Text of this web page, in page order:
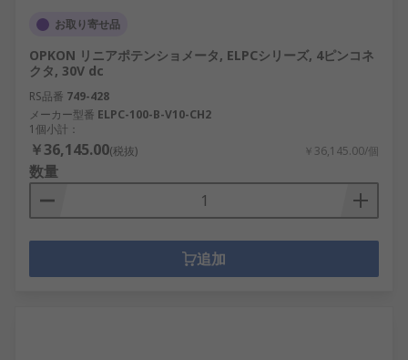
お取り寄せ品
OPKON リニアポテンショメータ, ELPCシリーズ, 4ピンコネ
クタ, 30V dc
RS品番 749-428
メーカー型番 ELPC-100-B-V10-CH2
1個小計：
￥36,145.00(税抜) ￥36,145.00/個
数量
追加